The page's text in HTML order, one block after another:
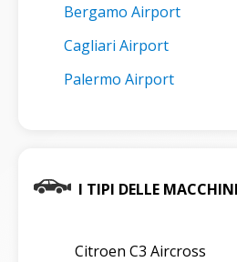
Bergamo Airport
Cagliari Airport
Palermo Airport
I TIPI DELLE
Citroen C3 Aircross